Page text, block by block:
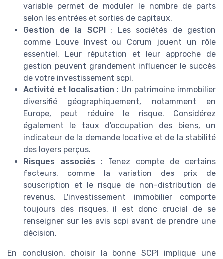
variable permet de moduler le nombre de parts
selon les entrées et sorties de capitaux.
Gestion de la SCPI: Les sociétés de gestion
comme Louve Invest ou Corum jouent un rôle
essentiel. Leur réputation et leur approche de
gestion peuvent grandement influencer le succès
de votre investissement scpi.
Activité et localisation : Un patrimoine immobilier
diversifié géographiquement, notamment en
Europe, peut réduire le risque. Considérez
également le taux d'occupation des biens, un
indicateur de la demande locative et de la stabilité
des loyers perçus.
Risques associés : Tenez compte de certains
facteurs, comme la variation des prix de
souscription et le risque de non-distribution de
revenus. L'investissement immobilier comporte
toujours des risques, il est donc crucial de se
renseigner sur les avis scpi avant de prendre une
décision.
En conclusion, choisir la bonne SCPI implique une